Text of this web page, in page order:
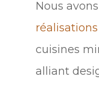
Nous
réalisations
cuisines
alliant